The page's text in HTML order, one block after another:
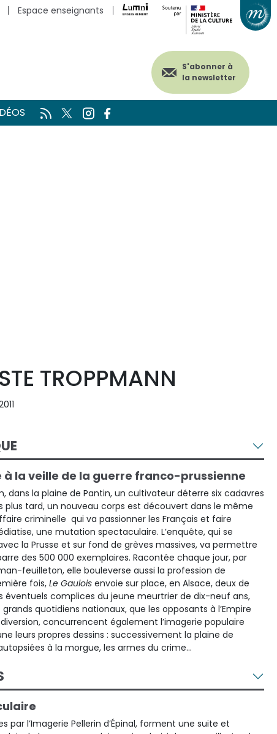
Espace enseignants
S'abonner à
la newsletter
TROPPMANN
la veille de la guerre franco-prussienne
dans la plaine de Pantin, un cultivateur déterre six cadavres
plus tard, un nouveau corps est découvert dans le même
criminelle qui va passionner les Français et faire
une mutation spectaculaire. L’enquête, qui se
la Prusse et sur fond de grèves massives, va permettre
des 500 000 exemplaires. Racontée chaque jour, par
feuilleton, elle bouleverse aussi la profession de
fois, Le Gaulois envoie sur place, en Alsace, deux de
éventuels complices du jeune meurtrier de dix-neuf ans,
quotidiens nationaux, que les opposants à l’Empire
concurrencent également l’imagerie populaire
leurs propres dessins : successivement la plaine de
à la morgue, les armes du crime…
par l’Imagerie Pellerin d’Épinal, forment une suite et